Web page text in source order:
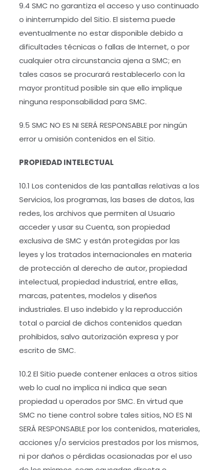
9.4 SMC no garantiza el acceso y uso continuado
o ininterrumpido del Sitio. El sistema puede
eventualmente no estar disponible debido a
dificultades técnicas o fallas de Internet, o por
cualquier otra circunstancia ajena a SMC; en
tales casos se procurará restablecerlo con la
mayor prontitud posible sin que ello implique
ninguna responsabilidad para SMC.
9.5 SMC NO ES NI SERÁ RESPONSABLE por ningún
error u omisión contenidos en el Sitio.
PROPIEDAD INTELECTUAL
10.1 Los contenidos de las pantallas relativas a los
Servicios, los programas, las bases de datos, las
redes, los archivos que permiten al Usuario
acceder y usar su Cuenta, son propiedad
exclusiva de SMC y están protegidas por las
leyes y los tratados internacionales en materia
de protección al derecho de autor, propiedad
intelectual, propiedad industrial, entre ellas,
marcas, patentes, modelos y diseños
industriales. El uso indebido y la reproducción
total o parcial de dichos contenidos quedan
prohibidos, salvo autorización expresa y por
escrito de SMC.
10.2 El Sitio puede contener enlaces a otros sitios
web lo cual no implica ni indica que sean
propiedad u operados por SMC. En virtud que
SMC no tiene control sobre tales sitios, NO ES NI
SERÁ RESPONSABLE por los contenidos, materiales,
acciones y/o servicios prestados por los mismos,
ni por daños o pérdidas ocasionadas por el uso